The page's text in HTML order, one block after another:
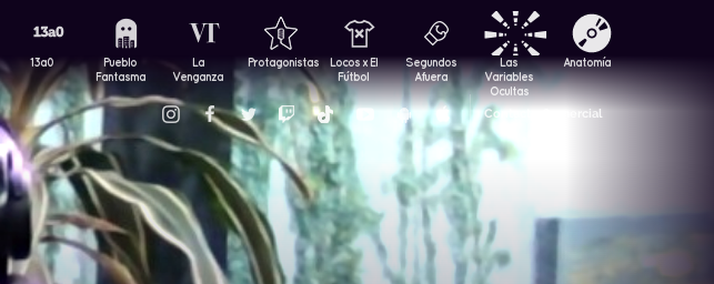
13a0
Pueblo
Fantasma
La
Venganza
Protagonistas
Locos x El
Fútbol
Segundos
Afuera
Las
Variables
Ocultas
Anatomía
Contacto Comercial